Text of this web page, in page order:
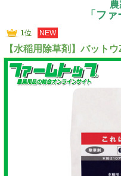
「フ
1位 NEW
【水稲用除草剤】バット